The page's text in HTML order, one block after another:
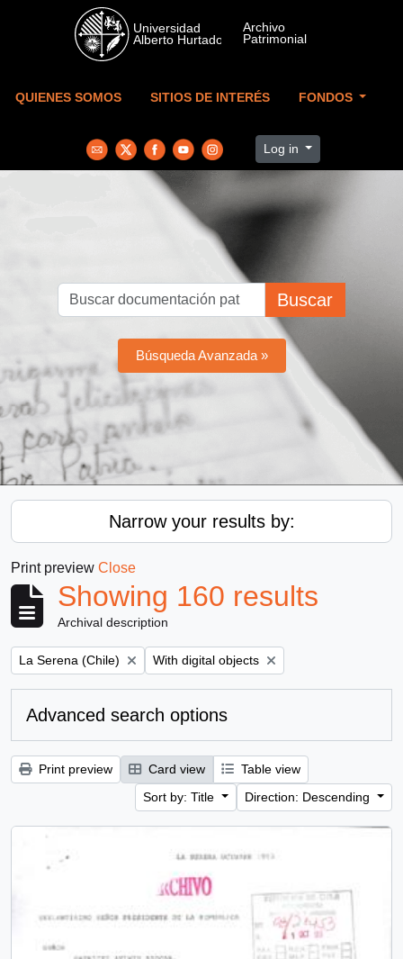
Skip to main content
QUIENES SOMOS SITIOS DE INTERÉS FONDOS
Log in
Buscar
Búsqueda Avanzada »
Narrow your results by:
Print preview Close
Showing 160 results
Archival description
Remove filter:
La Serena (Chile) Remove filter:
With digital objects
Advanced search options
Print preview Card view
Table view
Sort by: Title
Direction: Descending